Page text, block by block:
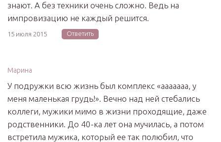
знают. А без техники очень сложно. Ведь на
импровизацию не каждый решится.
15 июля 2015 Ответить
Марина
У подружки всю жизнь был комплекс «ааааааа, у
меня маленькая грудь!». Вечно над ней стебались
коллеги, мужики мимо в жизни проходящие, даже
родственники. До 40-ка лет она мучилась, а потом
встретила мужика, который ее так полюбил, что